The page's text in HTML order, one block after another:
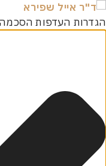
העדפות הסכמה